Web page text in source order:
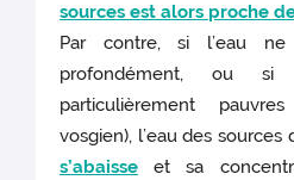
sources est alors proche
Par contre, si l’eau ne
profondément, ou
particulièrement
vosgien), l’eau des
s’abaisse et sa